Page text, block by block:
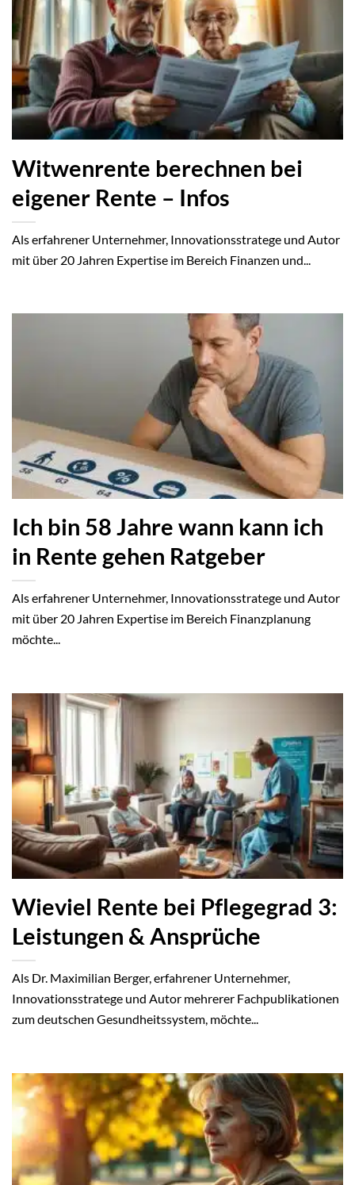
Witwenrente berechnen bei
eigener Rente – Infos
Als erfahrener Unternehmer, Innovationsstratege und Autor
mit über 20 Jahren Expertise im Bereich Finanzen und...
Ich bin 58 Jahre wann kann ich
in Rente gehen Ratgeber
Als erfahrener Unternehmer, Innovationsstratege und Autor
mit über 20 Jahren Expertise im Bereich Finanzplanung
möchte...
Wieviel Rente bei Pflegegrad 3:
Leistungen & Ansprüche
Als Dr. Maximilian Berger, erfahrener Unternehmer,
Innovationsstratege und Autor mehrerer Fachpublikationen
zum deutschen Gesundheitssystem, möchte...